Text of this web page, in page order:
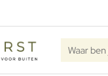
Waar ben